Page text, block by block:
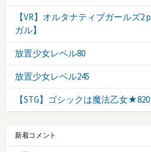
【VR】オルタナティブガールズ2
ガル】
放置少女レベル80
放置少女レベル245
【STG】ゴシックは魔法乙女★820
新着コメント